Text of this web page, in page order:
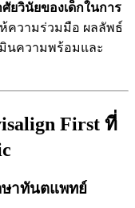
ยวินัยของเด็กในการ
ความร่วมมือ ผลลัพธ์
นความพร้อมและ
First ที่
ษาทันตแพทย์